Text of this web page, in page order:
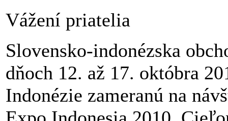
Vážení priatelia
Slovensko-indonézska
dňoch 12. až 17. októbra
Indonézie zameranú na